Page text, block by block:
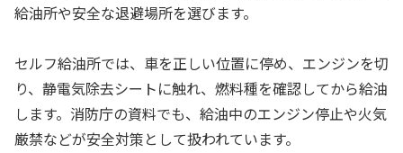
給油所や安全な退避場所を選びます。
セルフ給油所では、車を正しい位置に停め、エンジンを切
り、静電気除去シートに触れ、燃料種を確認してから給油
します。消防庁の資料でも、給油中のエンジン停止や火気
厳禁などが安全対策として扱われています。